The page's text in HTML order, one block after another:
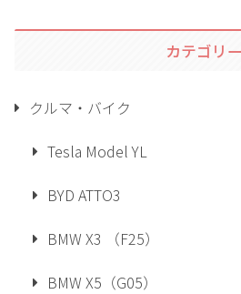
カテゴリー
クルマ・バイク
Tesla Model YL
BYD ATTO3
BMW X3 （F25）
BMW X5（G05）